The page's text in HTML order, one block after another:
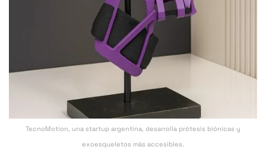
TecnoMotion, una startup argentina, desarrolla prótesis biónicas y
exoesqueletos más accesibles.